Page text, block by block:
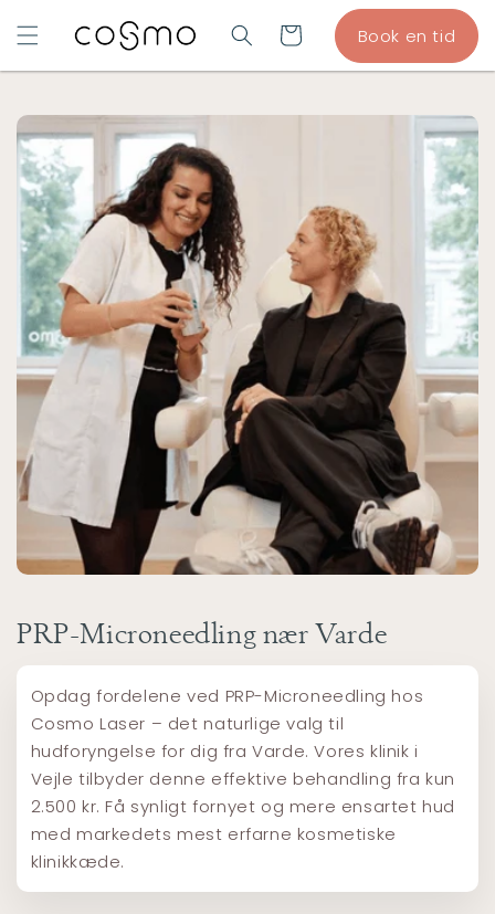
INDHOLD
Indkøbskurv Book en tid
PRP-Microneedling nær Varde
Opdag fordelene ved PRP-Microneedling hos
Cosmo Laser – det naturlige valg til
hudforyngelse for dig fra Varde. Vores klinik i
Vejle tilbyder denne effektive behandling fra kun
2.500 kr. Få synligt fornyet og mere ensartet hud
med markedets mest erfarne kosmetiske
klinikkæde.